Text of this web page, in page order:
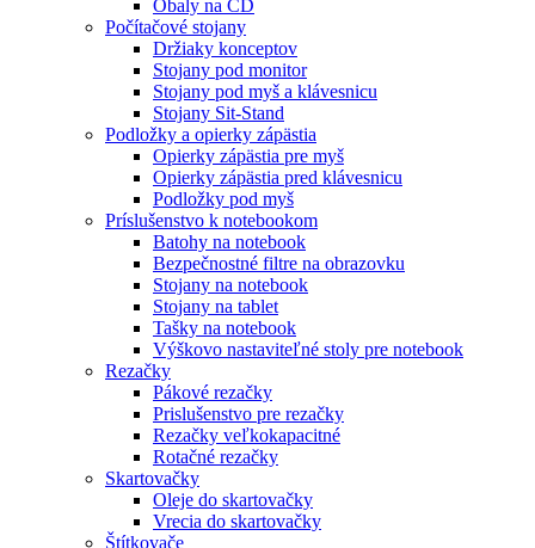
Obaly na CD
Počítačové stojany
Držiaky konceptov
Stojany pod monitor
Stojany pod myš a klávesnicu
Stojany Sit-Stand
Podložky a opierky zápästia
Opierky zápästia pre myš
Opierky zápästia pred klávesnicu
Podložky pod myš
Príslušenstvo k notebookom
Batohy na notebook
Bezpečnostné filtre na obrazovku
Stojany na notebook
Stojany na tablet
Tašky na notebook
Výškovo nastaviteľné stoly pre notebook
Rezačky
Pákové rezačky
Prislušenstvo pre rezačky
Rezačky veľkokapacitné
Rotačné rezačky
Skartovačky
Oleje do skartovačky
Vrecia do skartovačky
Štítkovače